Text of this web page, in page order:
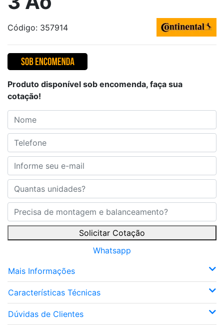
Código: 357914
Produto disponível sob encomenda, faça sua
cotação!
Solicitar Cotação
Whatsapp
Mais Informações
Características Técnicas
Dúvidas de Clientes